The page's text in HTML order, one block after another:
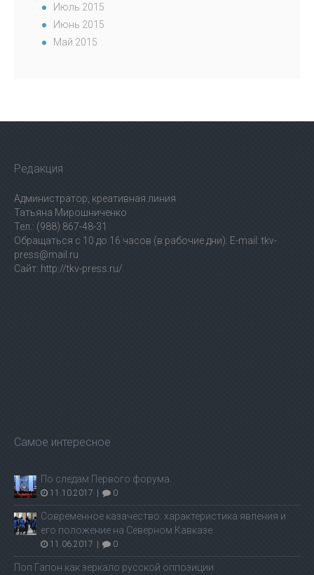
Июль 2015
Июнь 2015
Май 2015
Редакция
Администратор, креативная линия
Татьяна Мирошниченко
Тел.: (988) 867-48-31
Обращаться с 10 до 16 часов (в рабочие дни). E-mail: tkv-
press@mail.ru
Сайт: http://tkv-press.ru/
Самое интересное
По следам Первого форума
11.10.2017 | 0
Современное казачество: характеристика явления и
его положение на Северном Кавказе
11.06.2017 | 0
Поп Гапон как зеркало русской оппозиции